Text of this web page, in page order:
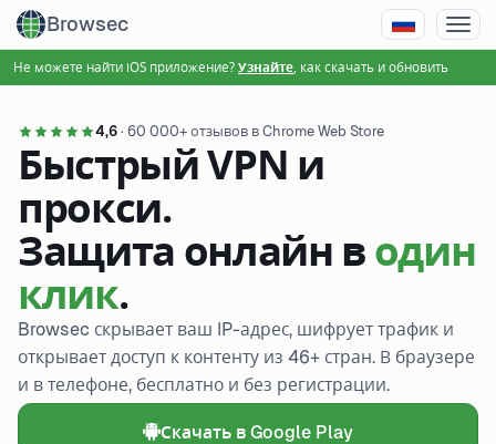
Browsec
Не можете найти iOS приложение?Узнайте , как скачать и обновить
4,6 · 60 000+ отзывов в Chrome Web Store
Быстрый VPN и
прокси.
Защита онлайн водин
клик.
Browsec скрывает ваш IP-адрес, шифрует трафик и
открывает доступ к контенту из 46+ стран. В браузере
и в телефоне, бесплатно и без регистрации.
Скачать в Google Play